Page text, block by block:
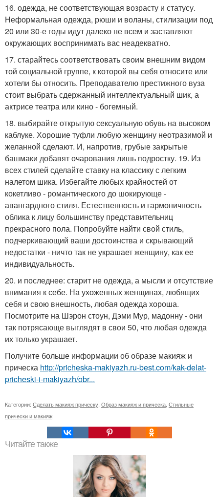
16. одежда, не соответствующая возрасту и статусу.
Неформальная одежда, рюши и воланы, стилизации под
20 или 30-е годы идут далеко не всем и заставляют
окружающих воспринимать вас неадекватно.
17. старайтесь соответствовать своим внешним видом
той социальной группе, к которой вы себя относите или
хотели бы относить. Преподавателю престижного вуза
стоит выбрать сдержанный интеллектуальный шик, а
актрисе театра или кино - богемный.
18. выбирайте открытую сексуальную обувь на высоком
каблуке. Хорошие туфли любую женщину неотразимой и
желанной сделают. И, напротив, грубые закрытые
башмаки добавят очарования лишь подростку. 19. Из
всех стилей сделайте ставку на классику с легким
налетом шика. Избегайте любых крайностей от
кокетливо - романтического до шокирующе -
авангардного стиля. Естественность и гармоничность
облика к лицу большинству представительниц
прекрасного пола. Попробуйте найти свой стиль,
подчеркивающий ваши достоинства и скрывающий
недостатки - ничто так не украшает женщину, как ее
индивидуальность.
20. и последнее: старит не одежда, а мысли и отсутствие
внимания к себе. На ухоженных женщинах, любящих
себя и свою внешность, любая одежда хороша.
Посмотрите на Шэрон стоун, Дэми Мур, мадонну - они
так потрясающе выглядят в свои 50, что любая одежда
их только украшает.
Получите больше информации об образе макияж и
прическа http://pricheska-makiyazh.ru-best.com/kak-delat-
pricheski-i-makiyazh/obr...
Категории: Сделать макияж прическу Образ макияж и прическа Стильные
прически и макияж
Читайте также